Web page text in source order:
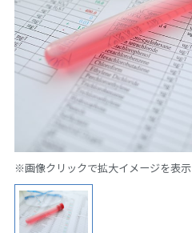
※画像クリックで拡大イメージを表示